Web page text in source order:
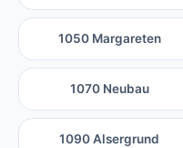
1050 Margareten
1070 Neubau
1090 Alsergrund